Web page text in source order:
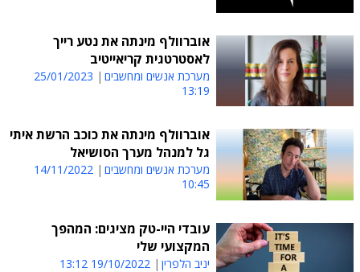
אוברוולף מינתה את נטע רייך
לאסטרטגית קריאייטיב
מערכת אנשים ומחשבים
25/01/2023
13:19
אוברוולף מינתה את כוכב הרשת איתי
גל למנהל מערך הסושיאל
מערכת אנשים ומחשבים
14/11/2022
10:45
עובדי היי-טק מציגים: המהפך
המקצועי שלי
יניב הלפרין 19/10/2022 13:12